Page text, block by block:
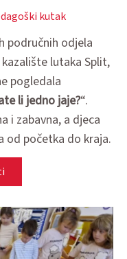
kutak
područnih odjela
lutaka Split,
pogledala
li jedno jaje?“.
i zabavna, a djeca
od početka do kraja.